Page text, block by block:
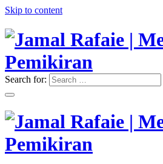
Skip to content
Jamal Rafaie |
Pemikiran
"Memimpin Pemikiran"
Search for: